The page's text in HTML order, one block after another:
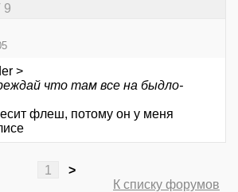
9
>
что там все на быдло-
флеш, потому он у меня
1
>
К списку форумов